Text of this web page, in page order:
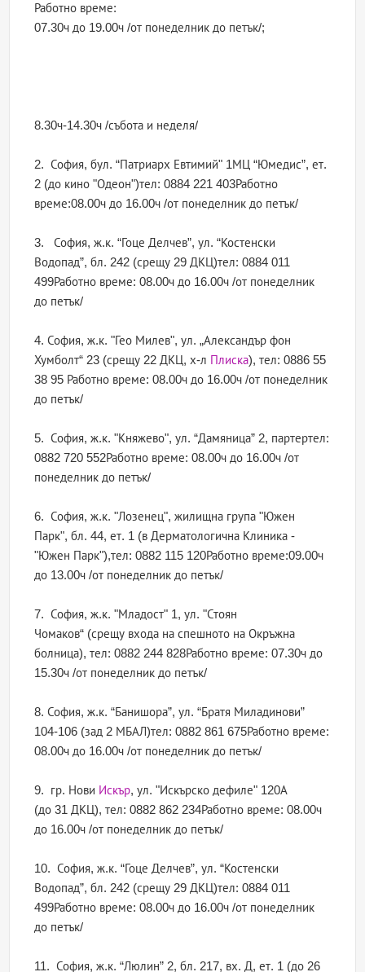
Работно време:
07.30ч до 19.00ч /от понеделник до петък/;
8.30ч-14.30ч /събота и неделя/
2. София, бул. “Патриарх Евтимий" 1МЦ “Юмедис”, ет.
2 (до кино "Одеон")тел: 0884 221 403Работно
време:08.00ч до 16.00ч /от понеделник до петък/
3. София, ж.к. “Гоце Делчев”, ул. “Костенски
Водопад”, бл. 242 (срещу 29 ДКЦ)тел: 0884 011
499Работно време: 08.00ч до 16.00ч /от понеделник
до петък/
4. София, ж.к. "Гео Милев", ул. „Александър фон
Хумболт“ 23 (срещу 22 ДКЦ, х-л Плиска), тел: 0886 55
38 95 Работно време: 08.00ч до 16.00ч /от понеделник
до петък/
5. София, ж.к. "Княжево", ул. “Дамяница” 2, партертел:
0882 720 552Работно време: 08.00ч до 16.00ч /от
понеделник до петък/
6. София, ж.к. "Лозенец", жилищна група "Южен
Парк", бл. 44, ет. 1 (в Дерматологична Клиника -
"Южен Парк"),тел: 0882 115 120Работно време:09.00ч
до 13.00ч /от понеделник до петък/
7. София, ж.к. "Младост" 1, ул. "Стоян
Чомаков“ (срещу входа на спешното на Окръжна
болница), тел: 0882 244 828Работно време: 07.30ч до
15.30ч /от понеделник до петък/
8. София, ж.к. “Банишора”, ул. “Братя Миладинови”
104-106 (зад 2 МБАЛ)тел: 0882 861 675Работно време:
08.00ч до 16.00ч /от понеделник до петък/
9. гр. Нови Искър, ул. "Искърско дефиле" 120А
(до 31 ДКЦ), тел: 0882 862 234Работно време: 08.00ч
до 16.00ч /от понеделник до петък/
10. София, ж.к. “Гоце Делчев”, ул. “Костенски
Водопад”, бл. 242 (срещу 29 ДКЦ)тел: 0884 011
499Работно време: 08.00ч до 16.00ч /от понеделник
до петък/
11. София, ж.к. “Люлин” 2, бл. 217, вх. Д, ет. 1 (до 26